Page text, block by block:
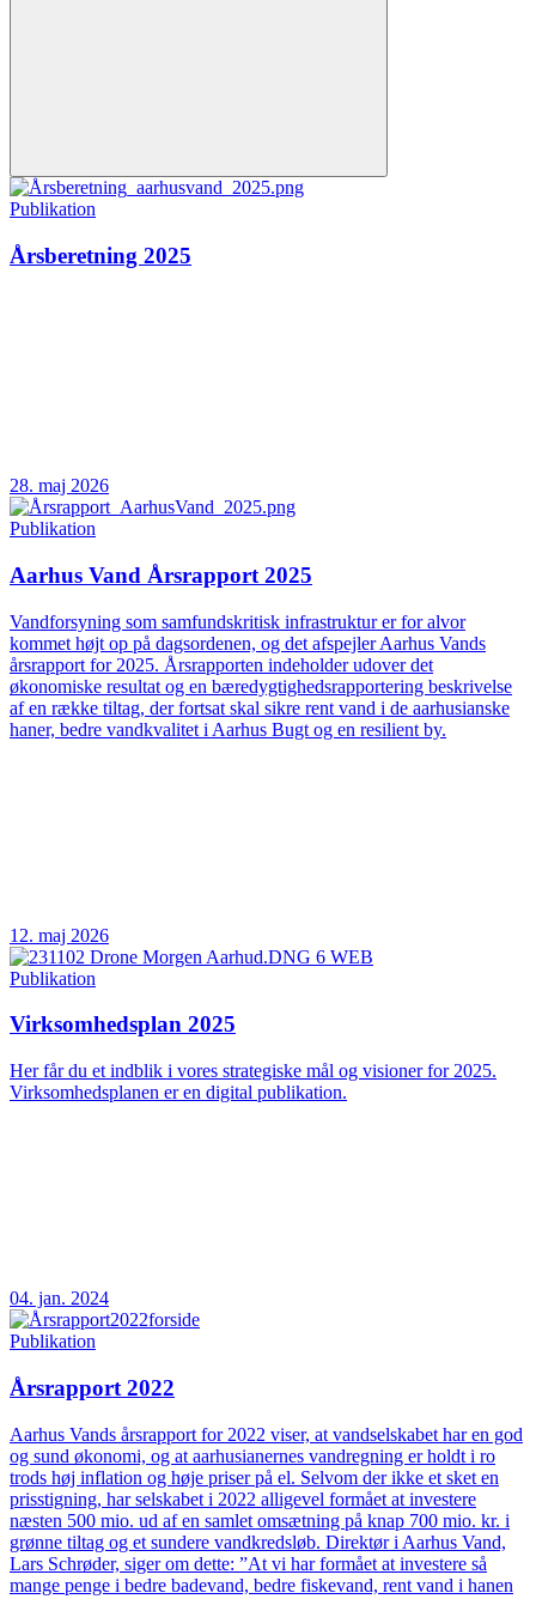
Publikation
Årsberetning 2025
28. maj 2026
Publikation
Aarhus Vand Årsrapport 2025
Vandforsyning som samfundskritisk infrastruktur er for alvor
kommet højt op på dagsordenen, og det afspejler Aarhus Vands
årsrapport for 2025. Årsrapporten indeholder udover det
økonomiske resultat og en bæredygtighedsrapportering beskrivelse
af en række tiltag, der fortsat skal sikre rent vand i de aarhusianske
haner, bedre vandkvalitet i Aarhus Bugt og en resilient by.
12. maj 2026
Publikation
Virksomhedsplan 2025
Her får du et indblik i vores strategiske mål og visioner for 2025.
Virksomhedsplanen er en digital publikation.
04. jan. 2024
Publikation
Årsrapport 2022
Aarhus Vands årsrapport for 2022 viser, at vandselskabet har en god
og sund økonomi, og at aarhusianernes vandregning er holdt i ro
trods høj inflation og høje priser på el. Selvom der ikke et sket en
prisstigning, har selskabet i 2022 alligevel formået at investere
næsten 500 mio. ud af en samlet omsætning på knap 700 mio. kr. i
grønne tiltag og et sundere vandkredsløb. Direktør i Aarhus Vand,
Lars Schrøder, siger om dette: ”At vi har formået at investere så
mange penge i bedre badevand, bedre fiskevand, rent vand i hanen